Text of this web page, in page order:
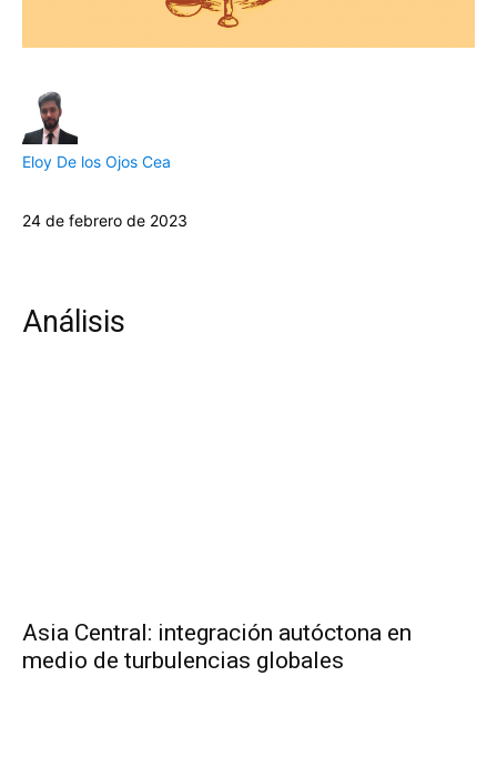
Eloy De los Ojos Cea
24 de febrero de 2023
Análisis
Asia Central: integración autóctona en
medio de turbulencias globales